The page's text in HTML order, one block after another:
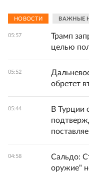
НОВОСТИ ВАЖНЫЕ
05:57
Трамп
целью
05:52
обретет
05:44
В Турции
04:58
Сальдо:
оружие"